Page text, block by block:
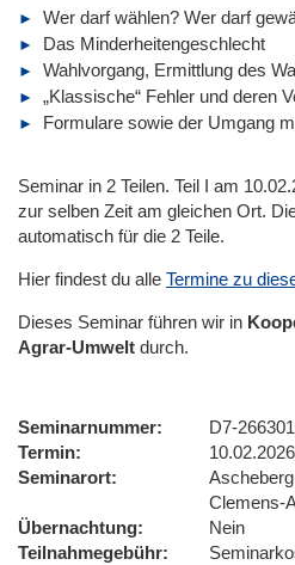
Wer darf wählen? Wer darf
Das Minderheitengeschlecht
Wahlvorgang, Ermittlung des
„Klassische“ Fehler und deren
Formulare sowie der Umgang
Seminar in 2 Teilen. Teil I am
zur selben Zeit am gleichen Ort.
automatisch für die 2 Teile.
Hier findest du alle Termine zu
Dieses Seminar führen wir in
Agrar-Umwelt durch.
Seminarnummer
D7-
Termin
10.02.2026
Seminarort
Clemens-
Übernachtung
Nein
Teilnahmegebühr